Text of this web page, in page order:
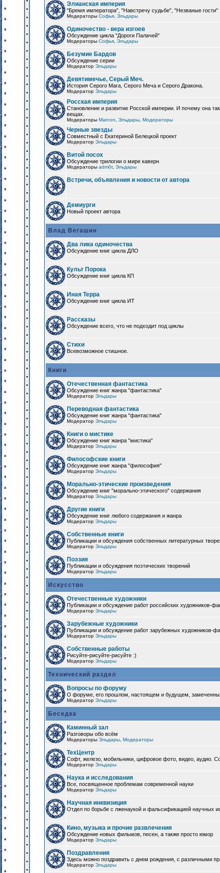
Элианская империя
"Бремя императора", "Навстречу судьбе", "Незваные гости"
Модераторы Софья Эльдары
Одиночество - вера изгоев
Обсуждение цикла "Дороги Палачей"
Модераторы Софья Эльдары
Безумие Бардов
Обсуждение серии
Модератор Эльдары
Девятимечье, Серый Меч.
История Серого Мага, Серого Меча и Серого Дракона.
Модератор Эльдары
Росская империя
Становление и развитие Росской империи. И почему она
вещах.
Модераторы Marcon Эльдары Модераторы
Черные звезды
Совместный с Екатериной Белецкой проект
Модератор Эльдары
Витой посох
Обсуждение трилогии о мире каверн
Модераторы adm0r, Эльдары
Встречи, объявления и новости от автора
Демиурги
Новый проект автора
Влад Вегашин
Два лика одиночества
Обсуждение книг цикла ДЛО
Культ Порока
Обсуждение книг цикла КП
Иная Терра
Обсуждение книг цикла ИТ
Рассказы
Обсуждение всего, что не подходит под циклы
Стихи
Всевозможное стишное.
Книги
Отечественная фантастика
Обсуждение книг жанра "фантастика"
Модератор Эльдары
Переводная фантастика
Обсуждение книг жанра "фантастика"
Модератор Эльдары
Книги о мистике
Обсуждение книг жанра "мистика"
Модератор Эльдары
Философские книги
Обсуждение книг жанра "философия"
Модератор Эльдары
Морально-этические произведения
Обсуждение книг "морально-этического" содержания
Модератор Эльдары
Другие книги
Обсуждение книг любого содержания и жанра
Модератор Эльдары
Собственные книги
Публикации и обсуждения собственных литературных
Модератор Эльдары
Поэзия
Публикации и обсуждения поэтических творений
Модератор Эльдары
Искусство
Отечественные художники
Публикации и обсуждение работ российских художников-
Модератор Эльдары
Зарубежные художники
Публикации и обсуждение работ зарубежных художников-
Модератор Эльдары
Собственные работы
Рисуйте-рисуйте-рисуйте :)
Модератор Эльдары
Технический раздел
Вопросы по форуму
О форуме, его прошлом, настоящем и будущем,
Модератор Эльдары
Беседка
Каминный зал
Разговоры обо всём
Модераторы Эльдары Модераторы
ТехЦентр
Софт, железо, мобильники, цифровое фото, видео, аудио.
Модератор Эльдары
Наука и исследования
Все, посвященное проблемам современной науки
Модератор Эльдары
Научная инквизиция
Отдел по борьбе с лженаукой и фальсификацией научных
Кино, музыка и прочие развлечения
Обсуждение новых фильмов, песен, а также просто юмор
Модератор Эльдары
Поздравления
Здесь можно поздравить с днем рождения, с различными
Модератор Эльдары